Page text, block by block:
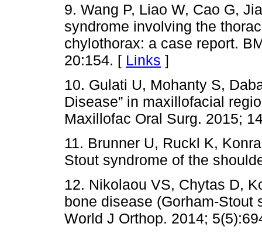
9. Wang P, Liao W, Cao G,
syndrome involving the
chylothorax: a case report.
20:154. [ Links ]
10. Gulati U, Mohanty S,
Disease” in maxillofacial
Maxillofac Oral Surg. 2015;
11. Brunner U, Ruckl K,
Stout syndrome of the
12. Nikolaou VS, Chytas D,
bone disease (Gorham-Stout
World J Orthop. 2014;